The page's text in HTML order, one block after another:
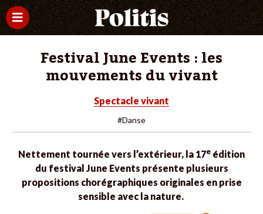
Festival June Events : les
mouvements du vivant
Spectacle vivant
#Danse
Nettement tournée vers l’extérieur, la 17e édition
du festival June Events présente plusieurs
propositions chorégraphiques originales en prise
sensible avec la nature.